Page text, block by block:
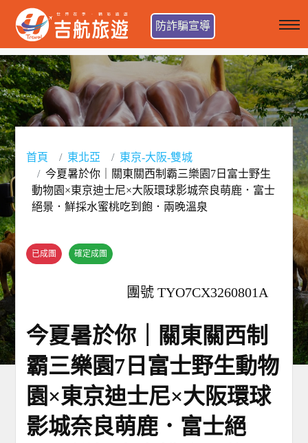
防詐騙宣導
首頁 東北亞
東京-大阪-雙城
今夏暑於你｜關東關西制霸三樂園7日富士野生
動物園×東京迪士尼×大阪環球影城奈良萌鹿．富士
絕景．鮮採水蜜桃吃到飽．兩晚溫泉
已成團 確定成團
團號 TYO7CX3260801A
今夏暑於你｜關東關西制
霸三樂園7日富士野生動物
園×東京迪士尼×大阪環球
影城奈良萌鹿．富士絕